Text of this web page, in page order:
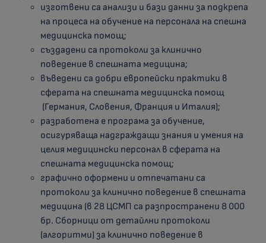
изготвени са анализи и бази данни за подкрепа
на процеса на обучение на персонала на спешна
медицинска помощ;
създадени са протоколи за клинично
поведение в спешната медицина;
въведени са добри европейски практики в
сферата на спешната медицинска помощ
(Германия, Словения, Франция и Италия);
разработена е програма за обучение,
осигуряваща надграждащи знания и умения на
целия медицински персонал в сферата на
спешната медицинска помощ;
графично оформени и отпечатани са
протоколи за клинично поведение в спешната
медицина (в 28 ЦСМП са разпространени 8 000
бр. Сборници от детайлни протоколи
(алгоритми) за клинично поведение в